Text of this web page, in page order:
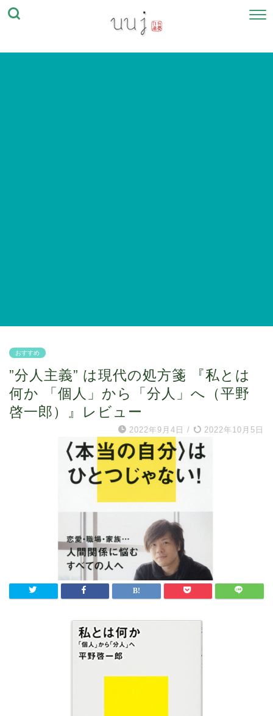
おすすめ
”分人主義” は現代の処方箋 『私とは
何か 「個人」から「分人」へ（平野
啓一郎）』レビュー
2022年9月4日 / 2022年10月5日